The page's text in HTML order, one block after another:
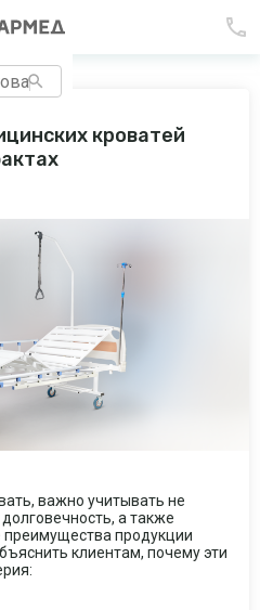
кроватей
важно учитывать не
а также
продукции
клиентам, почему эти